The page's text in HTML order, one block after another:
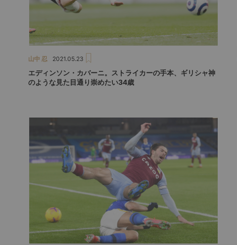
山中 忍 2021.05.23
エディンソン・カバーニ。ストライカーの手本、ギリシャ神
のような見た目通り崇めたい34歳